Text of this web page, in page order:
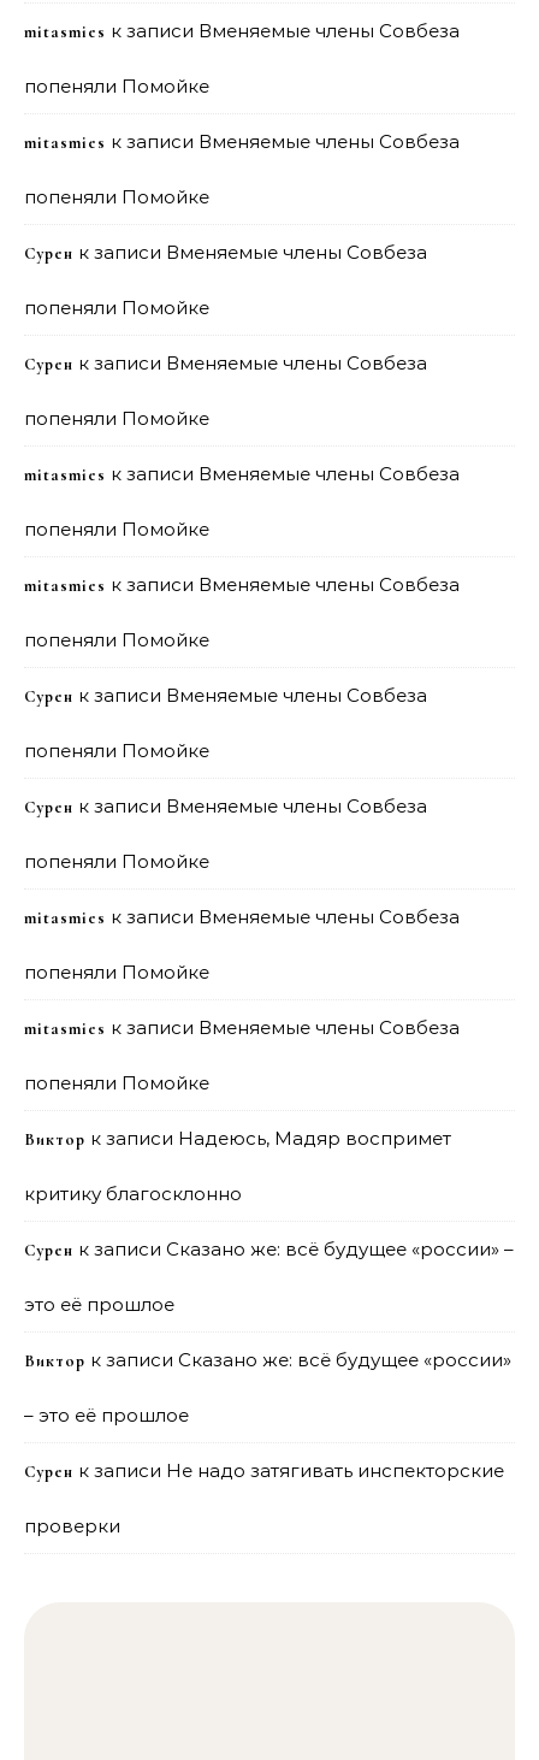
mitasmies к записи Вменяемые члены Совбеза
попеняли Помойке
mitasmies к записи Вменяемые члены Совбеза
попеняли Помойке
Сурен к записи Вменяемые члены Совбеза
попеняли Помойке
Сурен к записи Вменяемые члены Совбеза
попеняли Помойке
mitasmies к записи Вменяемые члены Совбеза
попеняли Помойке
mitasmies к записи Вменяемые члены Совбеза
попеняли Помойке
Сурен к записи Вменяемые члены Совбеза
попеняли Помойке
Сурен к записи Вменяемые члены Совбеза
попеняли Помойке
mitasmies к записи Вменяемые члены Совбеза
попеняли Помойке
mitasmies к записи Вменяемые члены Совбеза
попеняли Помойке
Виктор к записи Надеюсь, Мадяр воспримет
критику благосклонно
Сурен к записи Сказано же: всё будущее «россии» –
это её прошлое
Виктор к записи Сказано же: всё будущее «россии»
– это её прошлое
Сурен к записи Не надо затягивать инспекторские
проверки